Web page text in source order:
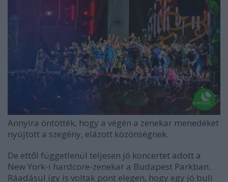
Annyira öntötték, hogy a végén a zenekar menedéket
nyújtott a szegény, elázott közönségnek.
De ettől függetlenül teljesen jó koncertet adott a
New York-i hardcore-zenekar a Budapest Parkban.
Ráadásul így is voltak pont elegen, hogy egy jó buli